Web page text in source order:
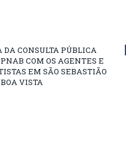
DA CONSULTA PÚBLICA
COM OS AGENTES E
EM SÃO SEBASTIÃO
VISTA